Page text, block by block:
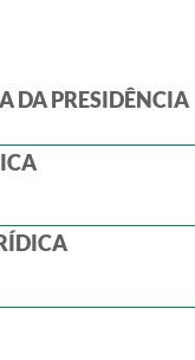
DA PRESIDÊNCIA